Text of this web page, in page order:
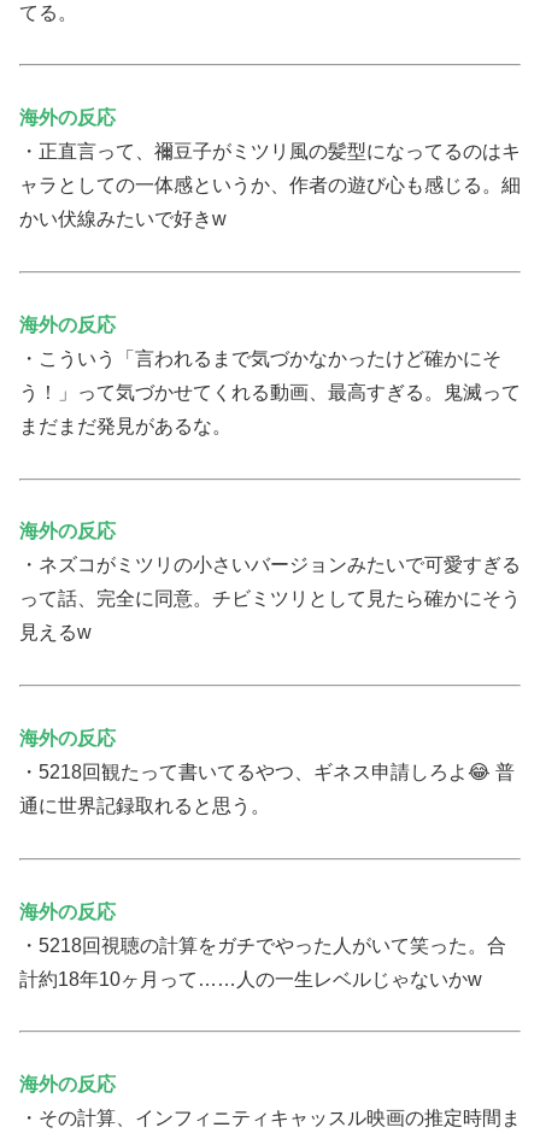
てる。
海外の反応
・正直言って、禰豆子がミツリ風の髪型になってるのはキ
ャラとしての一体感というか、作者の遊び心も感じる。細
かい伏線みたいで好きw
海外の反応
・こういう「言われるまで気づかなかったけど確かにそ
う！」って気づかせてくれる動画、最高すぎる。鬼滅って
まだまだ発見があるな。
海外の反応
・ネズコがミツリの小さいバージョンみたいで可愛すぎる
って話、完全に同意。チビミツリとして見たら確かにそう
見えるw
海外の反応
・5218回観たって書いてるやつ、ギネス申請しろよ😂 普
通に世界記録取れると思う。
海外の反応
・5218回視聴の計算をガチでやった人がいて笑った。合
計約18年10ヶ月って……人の一生レベルじゃないかw
海外の反応
・その計算、インフィニティキャッスル映画の推定時間ま